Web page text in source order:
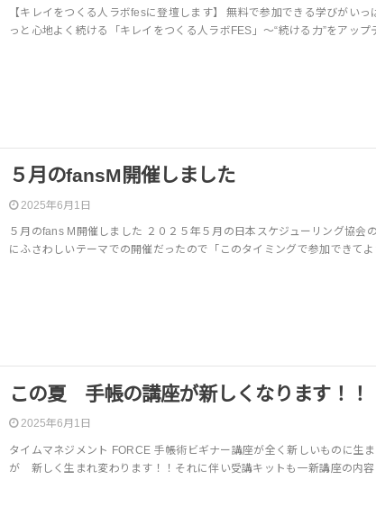
【キレイをつくる人ラボfesに登壇します】 無料で参加できる学びがい
っと心地よく続ける「キレイをつくる人ラボFES」～“続ける力”をアッ
５月のfansM開催しました
2025年6月1日
５月のfans M開催しました ２０２５年５月の日本スケジューリング協
にふさわしいテーマでの開催だったので「このタイミングで参加できて
この夏 手帳の講座が新しくなります！！
2025年6月1日
タイムマネジメント FORCE 手帳術ビギナー講座が全く新しいものに
が 新しく生まれ変わります！！それに伴い受講キットも一新講座の内